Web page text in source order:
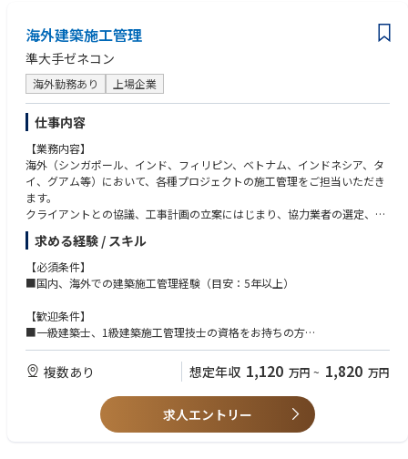
海外建築施工管理
準大手ゼネコン
海外勤務あり 上場企業
仕事内容
【業務内容】
海外（シンガポール、インド、フィリピン、ベトナム、インドネシア、タ
イ、グアム等）において、各種プロジェクトの施工管理をご担当いただき
ます。
クライアントとの協議、工事計画の立案にはじまり、協力業者の選定、品
質管理、原価管理、安全管理、工程管理等トータルで担っていただきま
す。
※同社が手掛ける物件には、日系/非日系の世界的グローバル企業の、マ
ンション、工場、庁舎、倉庫などの案件が多数あります。
■業務内容：
・クライアント、施工業者とのネゴ/打合せ
・施工図面作成、チェック、修正
・資材、職人の手配
・現場管理全般（工程管理、安全管理、品質管理、原価管理）
・ローカル施工管理者の指導 など
★駐在の詳細については面接内で詳細お話頂きます。海外でチャレンジ・
求める経験 / スキル
【必須条件】
■国内、海外での建築施工管理経験（目安：5年以上）
【歓迎条件】
■一級建築士、1級建築施工管理技士の資格をお持ちの方
■海外建築施工管理の実務経験
複数あり 想定年収 1,120 万円 ~ 1,820 万円
求人エントリー